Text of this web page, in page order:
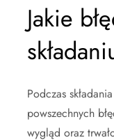
Jakie
Podczas
powszechnych
wygląd oraz